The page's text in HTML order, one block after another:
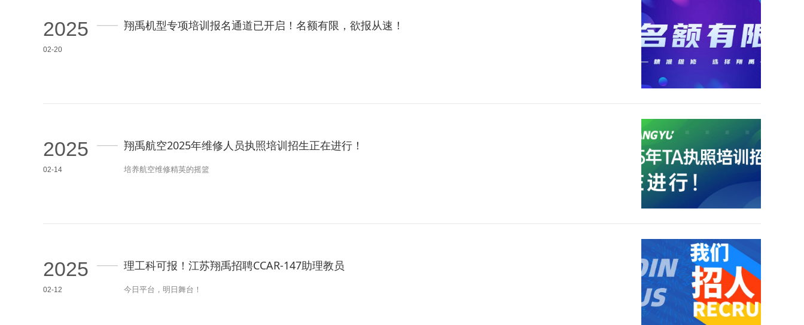
2025
02-20
翔禹机型专项培训报名通道已开启！名额有限，欲报从速！
2025
02-14
翔禹航空2025年维修人员执照培训招生正在进行！
培养航空维修精英的摇篮
2025
02-12
理工科可报！江苏翔禹招聘CCAR-147助理教员
今日平台，明日舞台！